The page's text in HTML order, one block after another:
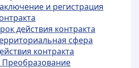
и регистрация
действия контракта
сфера
контракта
Преобразование